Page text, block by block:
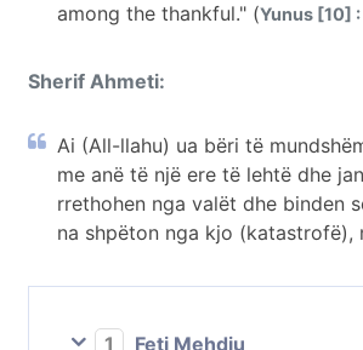
among the thankful." (Yunus [10]
Sherif Ahmeti:
Ai (All-llahu) ua bëri të
me anë të një ere të lehtë dhe
rrethohen nga valët dhe binden
na shpëton nga kjo (katastrofë),
1
Feti Mehdiu